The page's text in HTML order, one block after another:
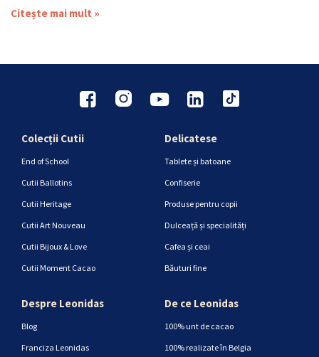
Citește mai mult »
Colecții Cutii
End of School
Cutii Ballotins
Cutii Heritage
Cutii Art Nouveau
Cutii Bijoux & Love
Cutii Moment Cacao
Delicatese
Tablete și batoane
Confiserie
Produse pentru copii
Dulceață și specialități
Cafea și ceai
Băuturi fine
Despre Leonidas
Blog
Franciza Leonidas
De ce Leonidas
100% unt de cacao
100% realizate în Belgia